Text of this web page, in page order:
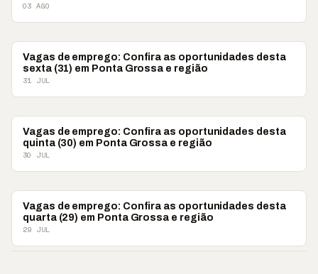
03 AGO
VAGAS DE EMPREGO
Vagas de emprego: Confira as oportunidades desta
sexta (31) em Ponta Grossa e região
31 JUL
VAGAS DE EMPREGO
Vagas de emprego: Confira as oportunidades desta
quinta (30) em Ponta Grossa e região
30 JUL
VAGAS DE EMPREGO
Vagas de emprego: Confira as oportunidades desta
quarta (29) em Ponta Grossa e região
29 JUL